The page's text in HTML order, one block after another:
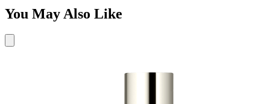
You May Also Like